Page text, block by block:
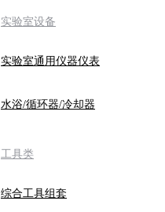
实验室设备
实验室通用仪器仪表
水浴/循环器/冷却器
工具类
综合工具组套